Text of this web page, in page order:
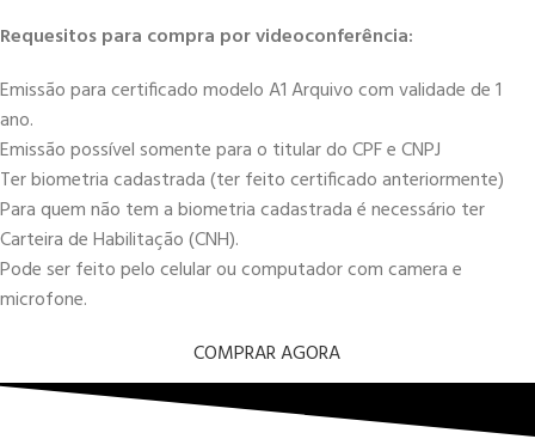
Requesitos para compra por videoconferência:
Emissão para certificado modelo A1 Arquivo com validade de 1
ano.
Emissão possível somente para o titular do CPF e CNPJ
Ter biometria cadastrada (ter feito certificado anteriormente)
Para quem não tem a biometria cadastrada é necessário ter
Carteira de Habilitação (CNH).
Pode ser feito pelo celular ou computador com camera e
microfone.
COMPRAR AGORA